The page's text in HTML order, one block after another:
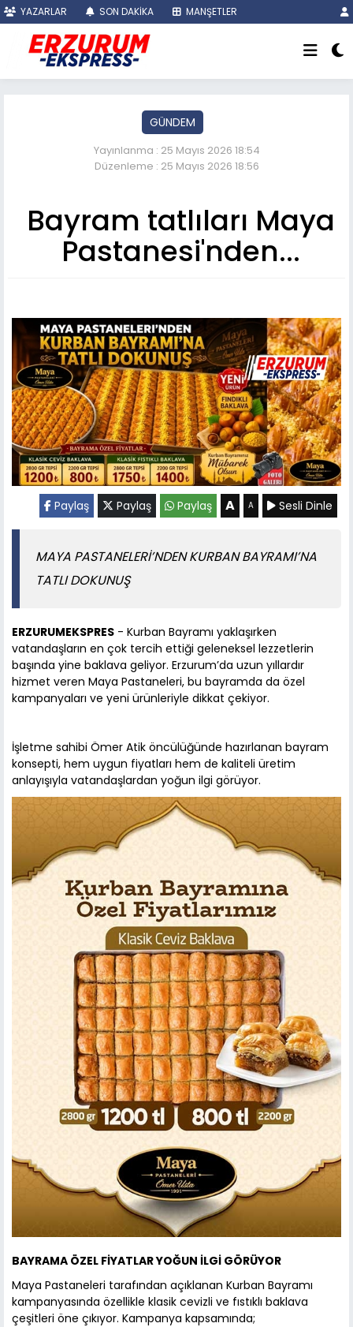
YAZARLAR SON DAKİKA MANŞETLER
GÜNDEM
Yayınlanma : 25 Mayıs 2026 18:54
Düzenleme : 25 Mayıs 2026 18:56
Bayram tatlıları Maya
Pastanesi'nden...
Paylaş Paylaş Paylaş A A Sesli Dinle
MAYA PASTANELERİ’NDEN KURBAN BAYRAMI’NA
TATLI DOKUNUŞ
ERZURUMEKSPRES - Kurban Bayramı yaklaşırken
vatandaşların en çok tercih ettiği geleneksel lezzetlerin
başında yine baklava geliyor. Erzurum’da uzun yıllardır
hizmet veren Maya Pastaneleri, bu bayramda da özel
kampanyaları ve yeni ürünleriyle dikkat çekiyor.
İşletme sahibi Ömer Atik öncülüğünde hazırlanan bayram
konsepti, hem uygun fiyatları hem de kaliteli üretim
anlayışıyla vatandaşlardan yoğun ilgi görüyor.
BAYRAMA ÖZEL FİYATLAR YOĞUN İLGİ GÖRÜYOR
Maya Pastaneleri tarafından açıklanan Kurban Bayramı
kampanyasında özellikle klasik cevizli ve fıstıklı baklava
çeşitleri öne çıkıyor. Kampanya kapsamında;